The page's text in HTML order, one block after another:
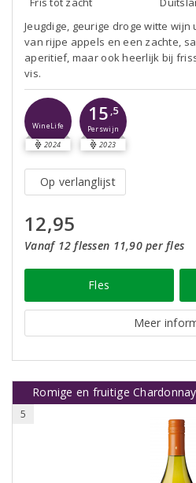
Jeugdige, geurige droge witte
van rijpe appels en een zachte,
aperitief, maar ook heerlijk bij
vis.
WineLife
2024
15 ,5
Perswijn
2023
Op verlanglijst
12,95
Vanaf 12 flessen 11,90 per fles
Fles
Meer
Romige en fruitige
5